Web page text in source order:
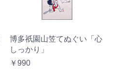
博多祇園山笠てぬぐい「心
しっかり」
￥990